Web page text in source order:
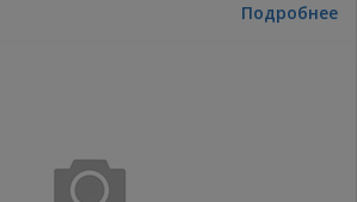
Подробнее